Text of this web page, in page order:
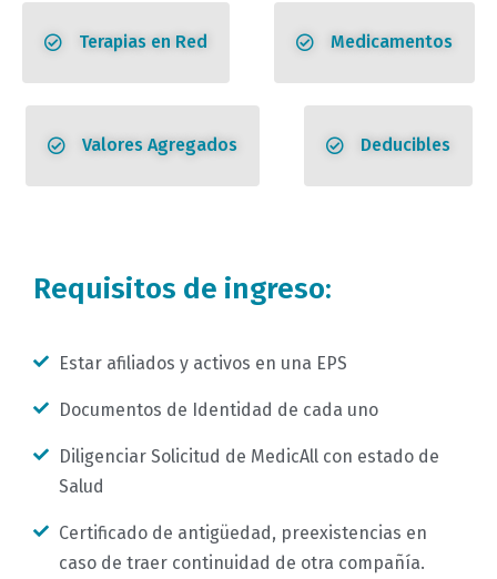
Terapias en Red Medicamentos
Valores Agregados Deducibles
Requisitos de ingreso:
Estar afiliados y activos en una EPS
Documentos de Identidad de cada uno
Diligenciar Solicitud de MedicAll con estado de
Salud
Certificado de antigüedad, preexistencias en
caso de traer continuidad de otra compañía.